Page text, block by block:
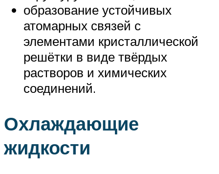
образование устойчивых
атомарных связей с
элементами кристаллической
решётки в виде твёрдых
растворов и химических
соединений.
Охлаждающие
жидкости